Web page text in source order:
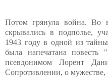
Потом грянула война. Во
скрывались в подполье,
1943 году в одной из
была напечатана
псевдонимом Лорент
Сопротивлении, о